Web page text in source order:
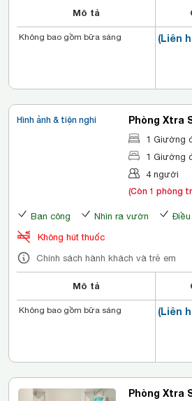
Mô tả
(Liên
Không bao gồm bữa sáng
Hình ảnh & tiện nghi
Phòng Xtra
Người Lớn +
1 Giường
1 Giường
4 người
(Còn 1 phòng
Ban công Nhìn ra vườn
Không hút thuốc
Chính sách hành khách và trẻ em
Mô tả
(Liên
Không bao gồm bữa sáng
Phòng Xtra